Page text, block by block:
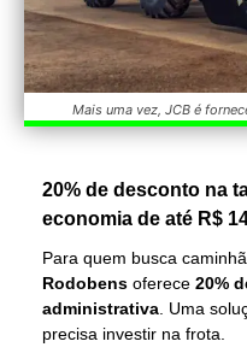
Mais uma vez, JCB é
20% de desconto na
economia de até R$
Para quem busca
Rodobens oferece 20%
administrativa . Uma
precisa investir na frota.